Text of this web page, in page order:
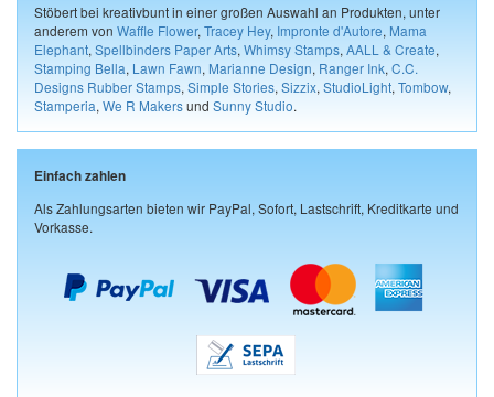
Stöbert bei kreativbunt in einer großen Auswahl an Produkten, unter
anderem von Waffle Flower, Tracey Hey, Impronte d'Autore, Mama
Elephant, Spellbinders Paper Arts, Whimsy Stamps, AALL & Create,
Stamping Bella, Lawn Fawn, Marianne Design, Ranger Ink, C.C.
Designs Rubber Stamps, Simple Stories, Sizzix, StudioLight, Tombow,
Stamperia, We R Makersund Sunny Studio.
Einfach zahlen
Als Zahlungsarten bieten wir PayPal, Sofort, Lastschrift, Kreditkarte und
Vorkasse.